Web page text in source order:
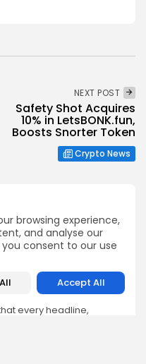
browsing experience,
and analyse our
consent to our use
Accept All
NEXT POST
Safety Shot Acquires
10% in LetsBONK.fun,
Boosts Snorter Token
Crypto News
journalistic integrity to
every headline,